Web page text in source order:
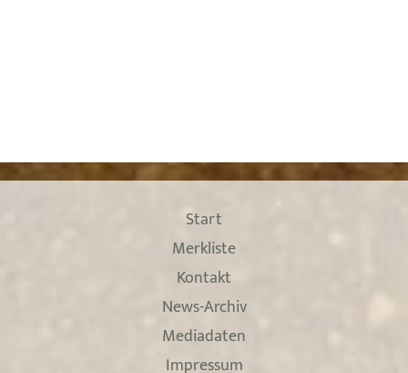
Start
Merkliste
Kontakt
News-Archiv
Mediadaten
Impressum